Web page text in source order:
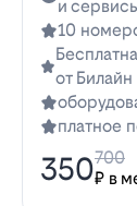
и
10
от Билайн
платное
350₽ в
700